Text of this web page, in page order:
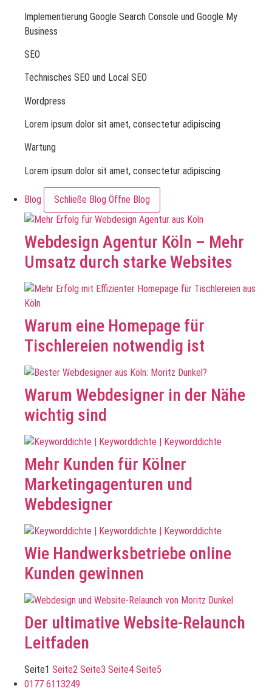
Implementierung Google Search Console und Google My
Business
SEO
Technisches SEO und Local SEO
Wordpress
Lorem ipsum dolor sit amet, consectetur adipiscing
Wartung
Lorem ipsum dolor sit amet, consectetur adipiscing
Blog Schließe Blog Öffne Blog
Webdesign Agentur Köln – Mehr
Umsatz durch starke Websites
Warum eine Homepage für
Tischlereien notwendig ist
Warum Webdesigner in der Nähe
wichtig sind
Mehr Kunden für Kölner
Marketingagenturen und
Webdesigner
Wie Handwerksbetriebe online
Kunden gewinnen
Der ultimative Website-Relaunch
Leitfaden
Seite1 Seite2 Seite3 Seite4 Seite5
0177 6113249